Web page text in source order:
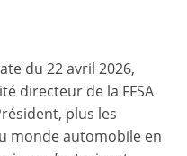
du 22 avril 2026,
directeur de la FFSA
plus les
monde automobile en